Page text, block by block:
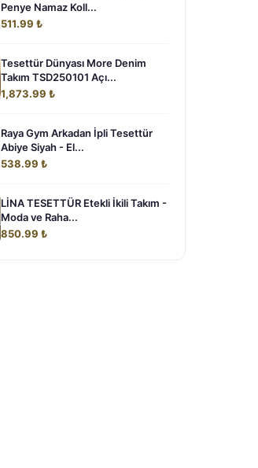
Penye Namaz Koll...
511.99 ₺
Tesettür Dünyası More Denim
Takım TSD250101 Açı...
1,873.99 ₺
Raya Gym Arkadan İpli Tesettür
Abiye Siyah - El...
538.99 ₺
LİNA TESETTÜR Etekli İkili Takım -
Moda ve Raha...
850.99 ₺